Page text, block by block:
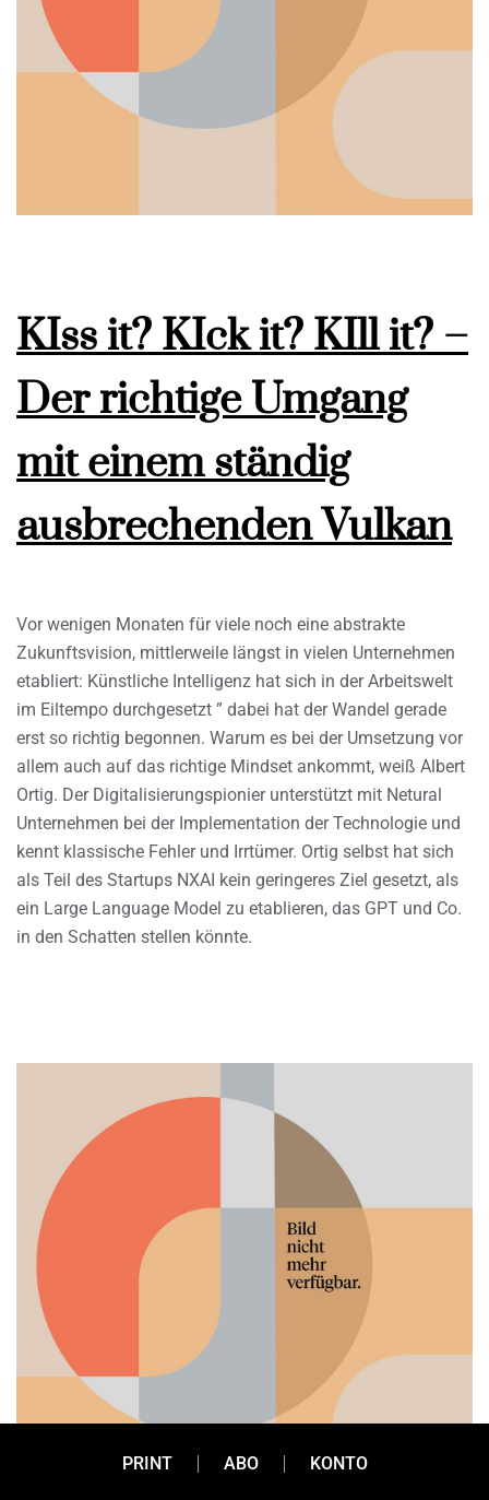
KIss it? KIck it? KIll it? –
Der richtige Umgang
mit einem ständig
ausbrechenden Vulkan
Vor wenigen Monaten für viele noch eine abstrakte
Zukunftsvision, mittlerweile längst in vielen Unternehmen
etabliert: Künstliche Intelligenz hat sich in der Arbeitswelt
im Eiltempo durchgesetzt ” dabei hat der Wandel gerade
erst so richtig begonnen. Warum es bei der Umsetzung vor
allem auch auf das richtige Mindset ankommt, weiß Albert
Ortig. Der Digitalisierungspionier unterstützt mit Netural
Unternehmen bei der Implementation der Technologie und
kennt klassische Fehler und Irrtümer. Ortig selbst hat sich
als Teil des Startups NXAI kein geringeres Ziel gesetzt, als
ein Large Language Model zu etablieren, das GPT und Co.
in den Schatten stellen könnte.
PRINT ABO KONTO